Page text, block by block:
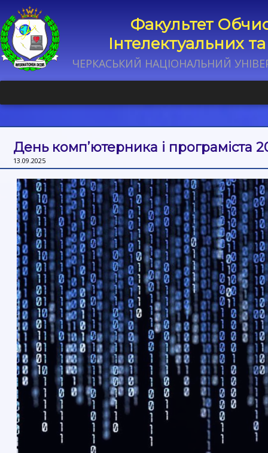
Факультет
Інтелектуальних
ЧЕРКАСЬКИЙ НАЦІОНАЛЬНИЙ
День комп’ютерника і програміста
13.09.2025